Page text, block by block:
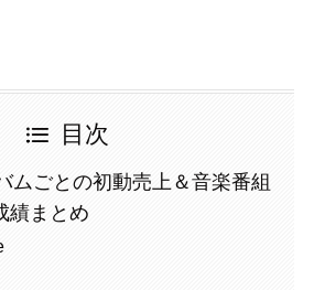
目次
ムごとの初動売上＆音楽番組
績まとめ